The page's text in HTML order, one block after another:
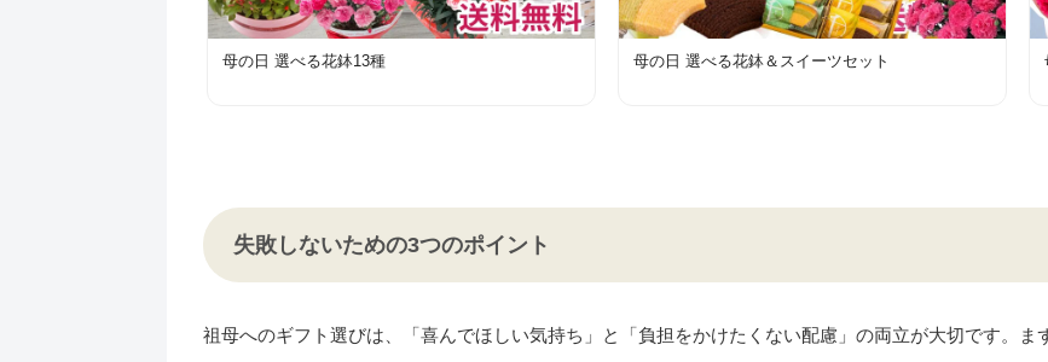
母の日 選べる花鉢13種 母の日 選べる花鉢＆スイーツセット
失敗しないための3つのポイント
祖母へのギフト選びは、「喜んでほしい気持ち」と「負担をかけたくない配慮」の両立が大切です。ま